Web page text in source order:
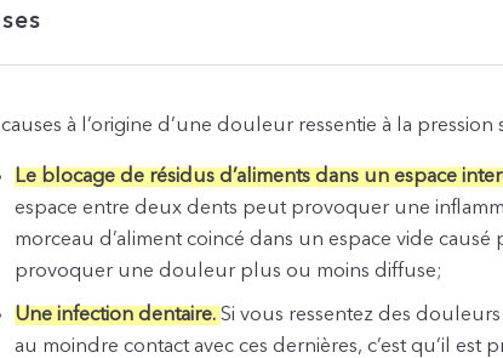
à l’origine d’une douleur ressentie à la
Le blocage de résidus d’aliments dans un espace
espace entre deux dents peut provoquer une
morceau d’aliment coincé dans un espace vide
provoquer une douleur plus ou moins diffuse;
Une infection dentaire.Si vous ressentez des
au moindre contact avec ces dernières, c’est qu’il